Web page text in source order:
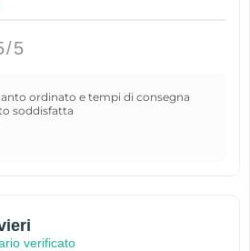
5
ordinato e tempi di consegna
soddisfatta
verificato